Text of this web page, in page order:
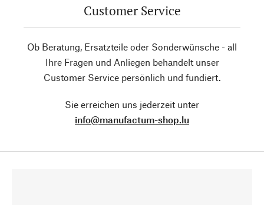
Customer Service
Ob Beratung, Ersatzteile oder Sonderwünsche - all
Ihre Fragen und Anliegen behandelt unser
Customer Service persönlich und fundiert.
Sie erreichen uns jederzeit unter
info@manufactum-shop.lu